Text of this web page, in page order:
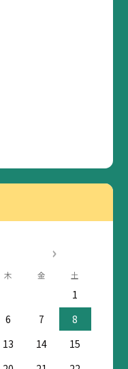
木 金 土
1
6 7
8
13 14
15